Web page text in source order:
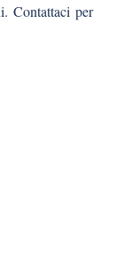
Contattaci per